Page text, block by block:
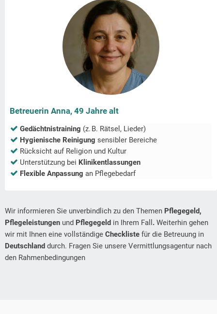
Betreuerin Anna, 49 Jahre alt
Gedächtnistraining (z. B. Rätsel, Lieder)
Hygienische Reinigung sensibler Bereiche
Rücksicht auf Religion und Kultur
Unterstützung bei Klinikentlassungen
Flexible Anpassung an Pflegebedarf
Wir informieren Sie unverbindlich zu den Themen Pflegegeld,
Pflegeleistungen und Pflegegeld in Ihrem Fall . Weiterhin gehen
wir mit Ihnen eine vollständige Checkliste für die Betreuung in
Deutschland durch. Fragen Sie unsere Vermittlungsagentur nach
den Rahmenbedingungen